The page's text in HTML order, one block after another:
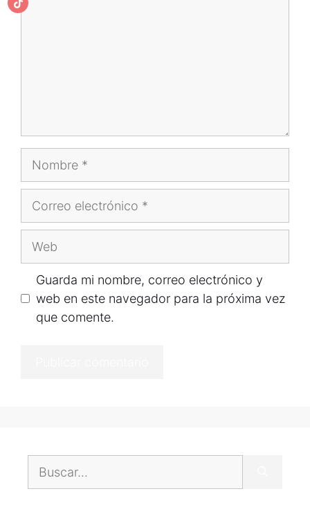
Guarda mi nombre, correo electrónico y
web en este navegador para la próxima vez
que comente.